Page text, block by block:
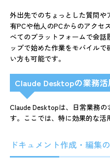
外出先でのちょっとした質問
有PCや他人のPCからのアクセ
べてのプラットフォームで会
ップで始めた作業をモバイル
い方も可能です。
Claude Desktopの業務
Claude Desktopは、日常業務
す。ここでは、特に効果的な活
ドキュメント作成・編集